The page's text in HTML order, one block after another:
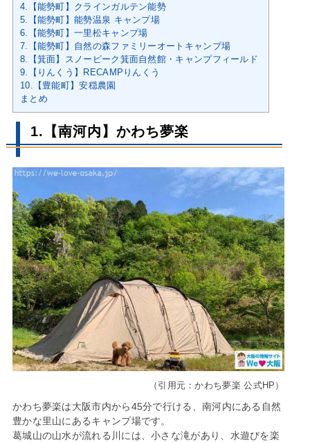
4.【能勢町】クラインガルテン能勢
5.【能勢町】能勢温泉 キャンプ場
6.【能勢町】一里松キャンプ場
7.【能勢町】自然の森ファミリーオートキャンプ場
8.【箕面】スノーピーク箕面自然館・キャンプフィールド
9.【りんくう】RECAMPりんくう
10.【豊能町】安穏農園
まとめ
1.【南河内】かわち夢楽
（引用元：かわち夢楽 公式HP）
かわち夢楽は大阪市内から45分で行ける、南河内にある自然
豊かな里山にあるキャンプ場です。
葛城山の山水が流れる川には、小さな滝があり、水遊びを楽